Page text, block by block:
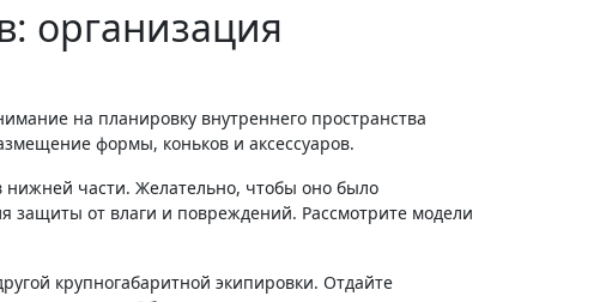
организация
на планировку внутреннего пространства
формы, коньков и аксессуаров.
нижней части. Желательно, чтобы оно было
от влаги и повреждений. Рассмотрите модели
крупногабаритной экипировки. Отдайте